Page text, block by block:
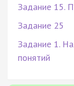
Задание 15.
Задание 25
Задание 1.
понятий